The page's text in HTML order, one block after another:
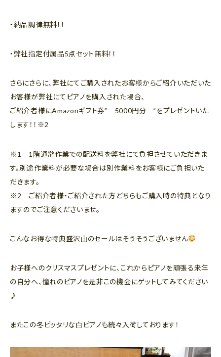
・納品調律無料！！
・弊社指定付属品5点セット無料！！
さらにさらに、弊社にてご購入されたお客様からご紹介いただいた
お客様が弊社にてピアノを購入された場合、
ご紹介者様にAmazonギフト券” 5000円分 ”をプレゼントいた
します！！※2
※1 1階通常作業での配送料を弊社にて負担させていただきま
す。別途作業料が必要な場合は別作業料をお客様にご負担いた
だきます。
※2 ご紹介者様・ご紹介された方どちらもご購入時の特典となり
ますのでご注意くださいませ。
こんなお得な特典盛沢山のセールはそうそうございません
お子様へのクリスマスプレゼントに、これからピアノを頑張る来年
の自分へ、憧れのピアノを是非この機会にゲットしてみてください
♪
またこの冬ピッタリな白ピアノも続々入荷しております！